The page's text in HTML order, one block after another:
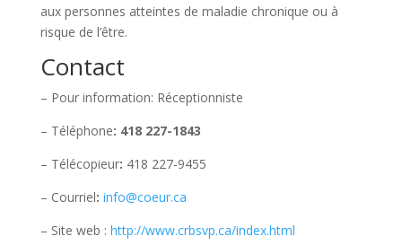
aux personnes atteintes de maladie chronique ou à
risque de l’être.
Contact
– Pour information: Réceptionniste
– Téléphone: 418 227-1843
– Télécopieur: 418 227-9455
– Courriel: info@coeur.ca
– Site web : http://www.crbsvp.ca/index.html